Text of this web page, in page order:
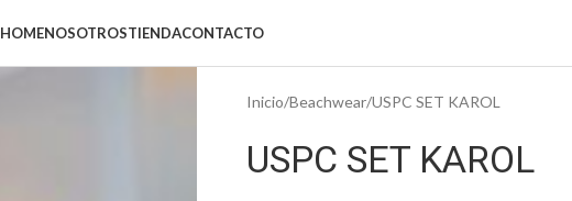
HOMENOSOTROSTIENDACONTACTO
Inicio Beachwear USPC SET KAROL
USPC SET KAROL